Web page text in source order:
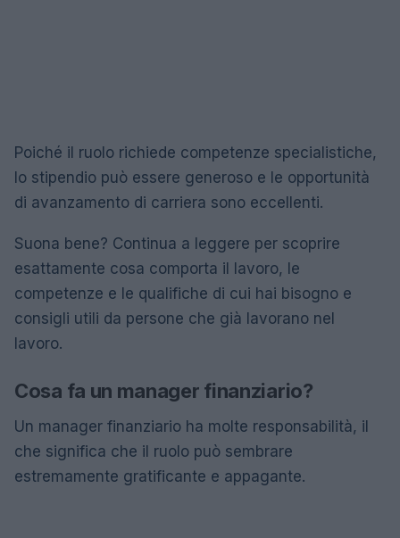
Poiché il ruolo richiede competenze specialistiche,
lo stipendio può essere generoso e le opportunità
di avanzamento di carriera sono eccellenti.
Suona bene? Continua a leggere per scoprire
esattamente cosa comporta il lavoro, le
competenze e le qualifiche di cui hai bisogno e
consigli utili da persone che già lavorano nel
lavoro.
Cosa fa un manager finanziario?
Un manager finanziario ha molte responsabilità, il
che significa che il ruolo può sembrare
estremamente gratificante e appagante.